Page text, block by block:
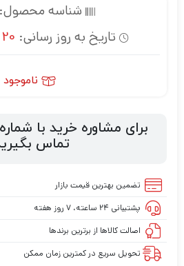
شناسه محصول:
تاریخ به روز رسانی: 20 اسفند 1403
ناموجود
برای مشاوره خرید با شماره
تماس
تضمین بهترین قیمت بازار
پشتیبانی ۲۴ ساعته، ۷ روز هفته
اصالت کالاها از برترین برندها
تحویل سریع در کمترین زمان ممکن